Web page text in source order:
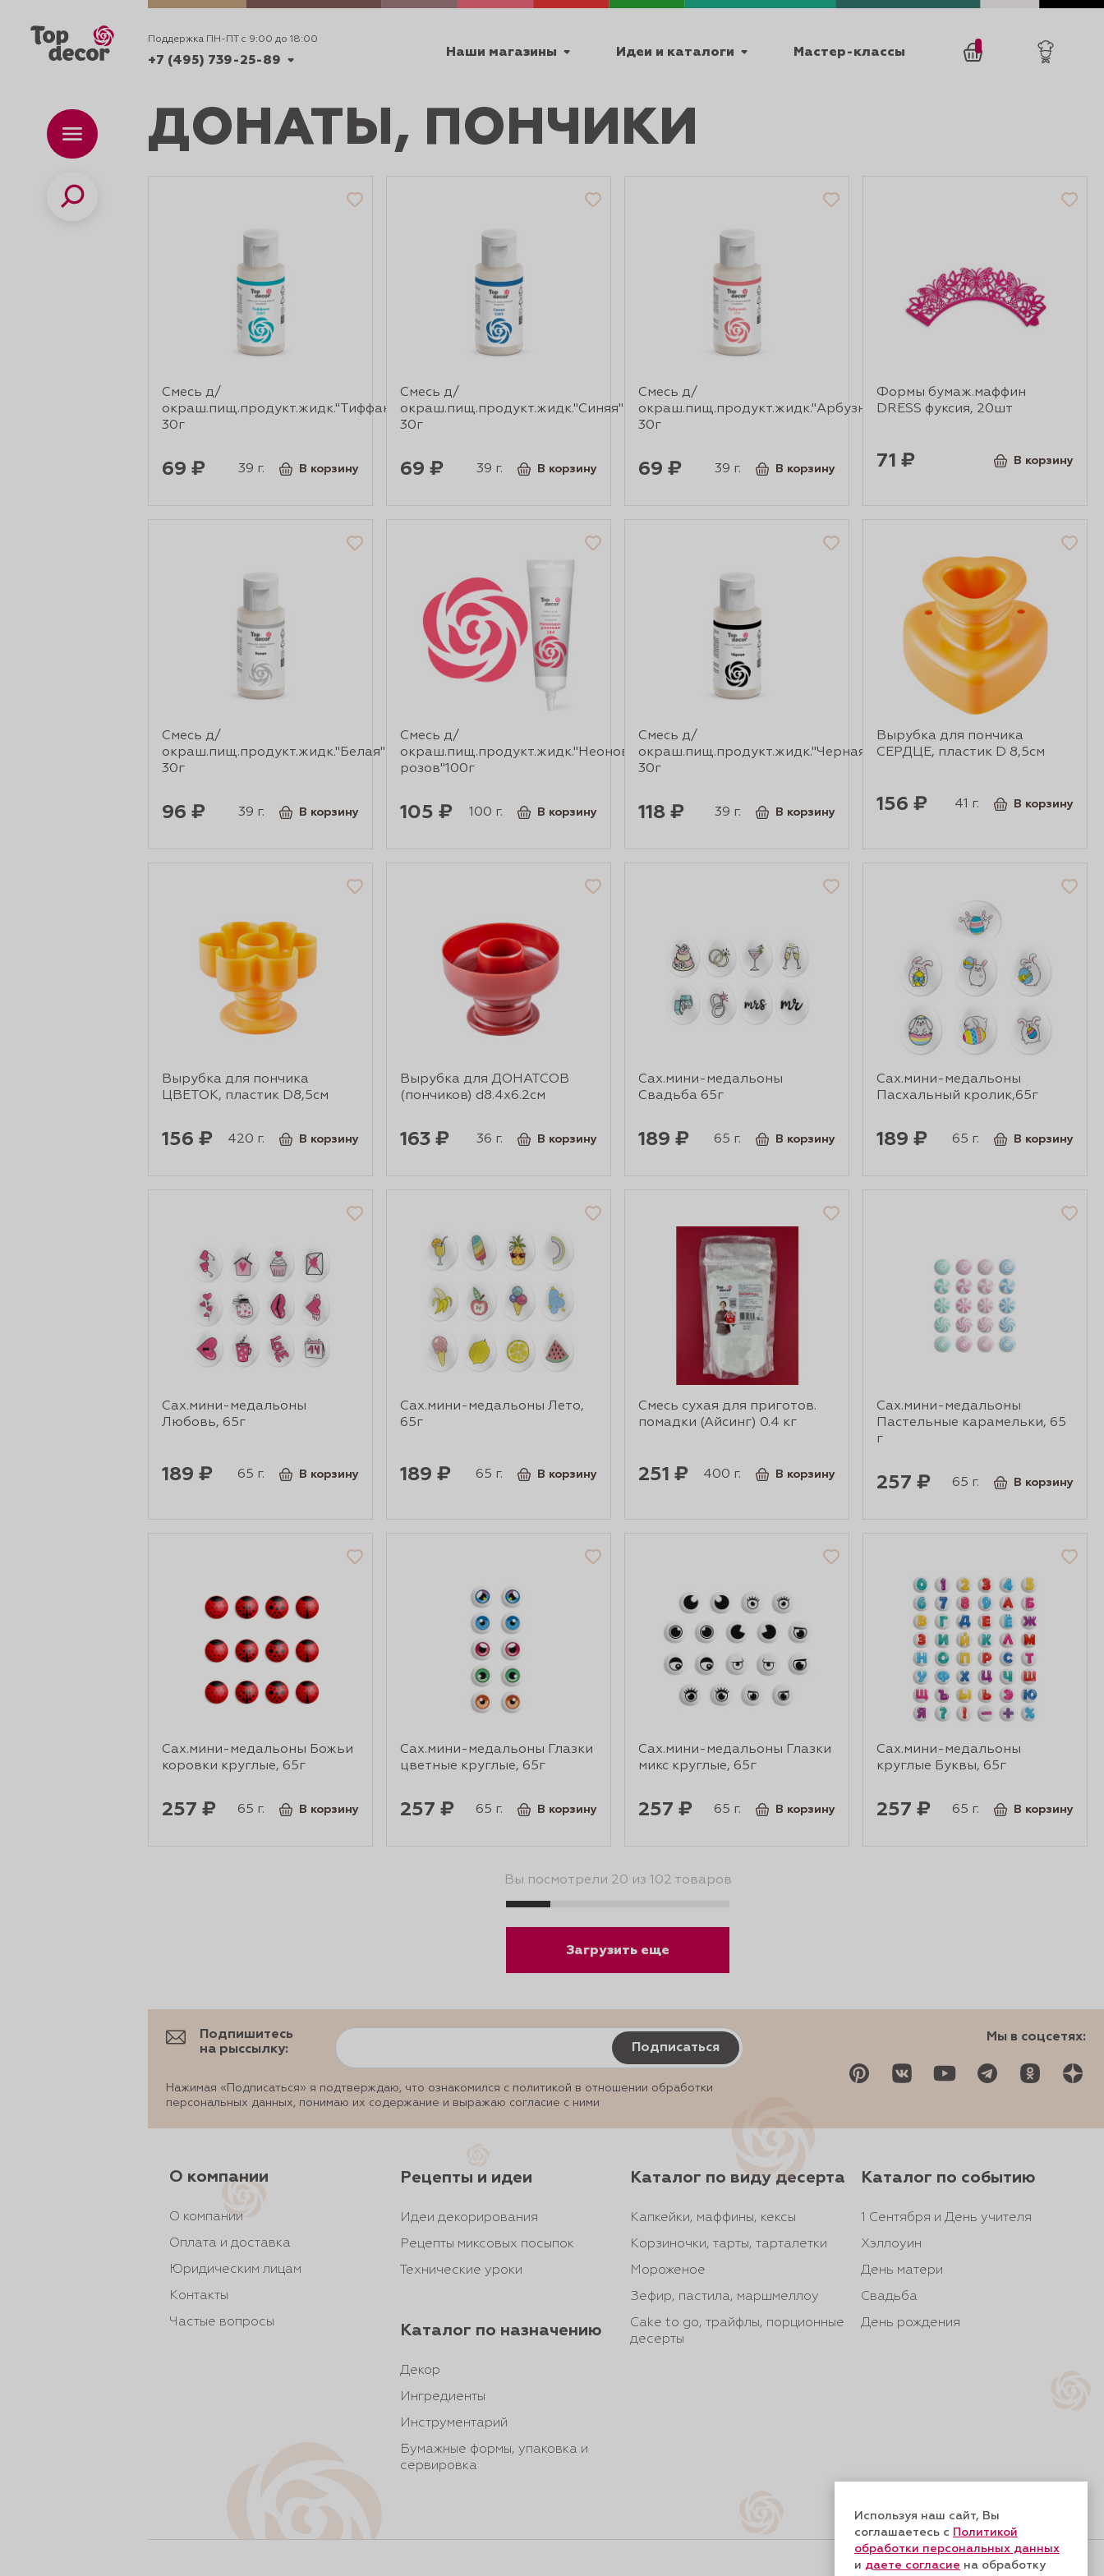
Поддержка ПН-ПТ с 9:00 до 18:00
+7 (495) 739-25-89
+7 (495) 739-62-70
+7 (495) 739-25-89
Время работы
ПН-ПТ с 9:00 до 18:00
Наши магазины Идеи и каталоги
ИДЕИ
ДЕКОРИРОВАНИЯ
ТЕХНИЧЕСКИЕ
УРОКИ ПАСХА 2025 КАТАЛОГИ
Мастер-классы
Каталог
Поиск
ДОНАТЫ, ПОНЧИКИ
Смесь д/
окраш.пищ.продукт.жидк."Тиффани"
30г
69 ₽ 39 г. В корзину
Смесь д/
окраш.пищ.продукт.жидк."Синяя"
30г
69 ₽ 39 г. В корзину
Смесь д/
окраш.пищ.продукт.жидк."Арбузная"
30г
69 ₽ 39 г. В корзину
Формы бумаж.маффин
DRESS фуксия, 20шт
71 ₽ В корзину
Смесь д/
окраш.пищ.продукт.жидк."Белая"
30г
96 ₽ 39 г. В корзину
Смесь д/
окраш.пищ.продукт.жидк."Неоново-
розов"100г
105 ₽ 100 г. В корзину
Смесь д/
окраш.пищ.продукт.жидк."Черная"
30г
118 ₽ 39 г. В корзину
Вырубка для пончика
СЕРДЦЕ, пластик D 8,5см
156 ₽ 41 г. В корзину
Вырубка для пончика
ЦВЕТОК, пластик D8,5см
156 ₽ 420 г. В корзину
Вырубка для ДОНАТСОВ
(пончиков) d8.4х6.2см
163 ₽ 36 г. В корзину
Сах.мини-медальоны
Свадьба 65г
189 ₽ 65 г. В корзину
Сах.мини-медальоны
Пасхальный кролик,65г
189 ₽ 65 г. В корзину
Сах.мини-медальоны
Любовь, 65г
189 ₽ 65 г. В корзину
Сах.мини-медальоны Лето,
65г
189 ₽ 65 г. В корзину
Смесь сухая для приготов.
помадки (Айсинг) 0.4 кг
251 ₽ 400 г. В корзину
Сах.мини-медальоны
Пастельные карамельки, 65
г
257 ₽ 65 г. В корзину
Сах.мини-медальоны Божьи
коровки круглые, 65г
257 ₽ 65 г. В корзину
Сах.мини-медальоны Глазки
цветные круглые, 65г
257 ₽ 65 г. В корзину
Сах.мини-медальоны Глазки
микс круглые, 65г
257 ₽ 65 г. В корзину
Сах.мини-медальоны
круглые Буквы, 65г
257 ₽ 65 г. В корзину
Вы посмотрели 20 из 102 товаров
Загрузить еще
Подпишитесь
на рыссылку:
Подписаться
Нажимая «Подписаться» я подтверждаю, что ознакомился с политикой в отношении обработки
персональных данных, понимаю их содержание и выражаю согласие с ними
Мы в соцсетях:
О компании
О компании
Оплата и доставка
Юридическим лицам
Контакты
Частые вопросы
Рецепты и идеи
Идеи декорирования
Рецепты миксовых посыпок
Технические уроки
Каталог по назначению
Декор
Ингредиенты
Инструментарий
Бумажные формы, упаковка и
сервировка
Каталог по виду десерта
Капкейки, маффины, кексы
Корзиночки, тарты, тарталетки
Мороженое
Зефир, пастила, маршмеллоу
Cake to go, трайфлы, порционные
десерты
Каталог по событию
1 Сентября и День учителя
Хэллоуин
День матери
Свадьба
День рождения
Используя наш сайт, Вы
соглашаетесь с Политикой
обработки персональных данных
и даете согласие на обработку